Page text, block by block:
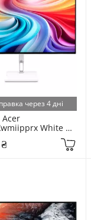
через 4 дні
Acer
White